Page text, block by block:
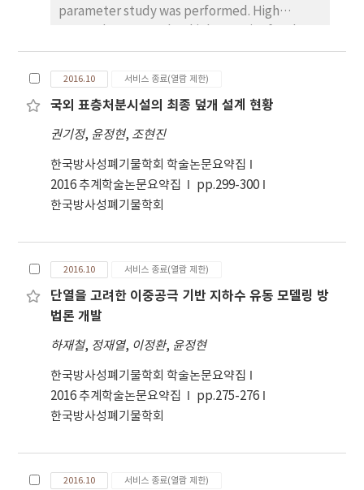
parameter study was performed. High
strut member, especially 80MPa concrete
strut has equal quality to 40MPa concrete
strut with FRP. Also it is insignificant that the
difference of member force between
variation in boundary condition on the strut
2016.10 서비스 종료(열람 제한)
국외 표층처분시설의 최종 덮개 설계 현황
권기정, 윤정현, 조현진
한국방사성폐기물학회 학술논문요약집
2016 추계학술논문요약집
pp.299-300
한국방사성폐기물학회
2016.10 서비스 종료(열람 제한)
단열을 고려한 이중공극 기반 지하수 유동 모델링 방
법론 개발
하재철, 정재열, 이정환, 윤정현
한국방사성폐기물학회 학술논문요약집
2016 추계학술논문요약집
pp.275-276
한국방사성폐기물학회
2016.10 서비스 종료(열람 제한)